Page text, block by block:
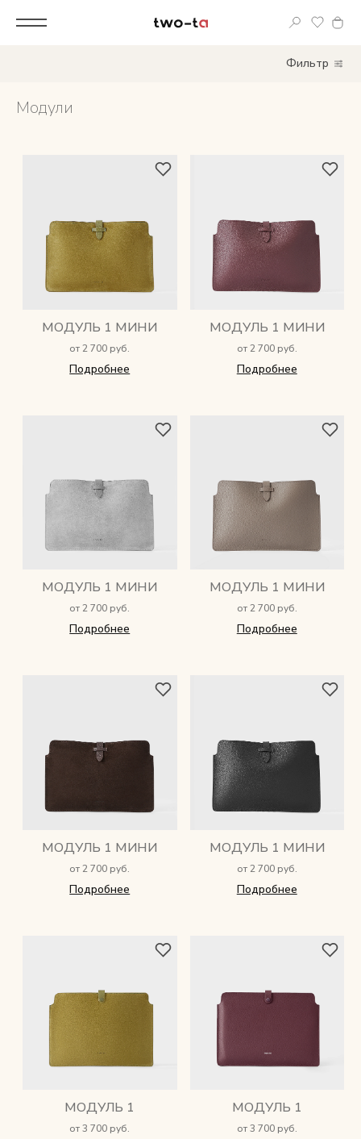
Дополнительные услуги
Популярное
Женские сумки
LIMITED
Мужские сумки
Мини-сумки и чехлы
Кошельки
Ювелирные украшения
Снимаем с производства
Косметика для ухода
+ 7 (812) 748-24-46
Фильтр
Модули
МОДУЛЬ 1 МИНИ
от 2 700 руб.
Подробнее
МОДУЛЬ 1 МИНИ
от 2 700 руб.
Подробнее
МОДУЛЬ 1 МИНИ
от 2 700 руб.
Подробнее
МОДУЛЬ 1 МИНИ
от 2 700 руб.
Подробнее
МОДУЛЬ 1 МИНИ
от 2 700 руб.
Подробнее
МОДУЛЬ 1 МИНИ
от 2 700 руб.
Подробнее
МОДУЛЬ 1
от 3 700 руб.
МОДУЛЬ 1
от 3 700 руб.